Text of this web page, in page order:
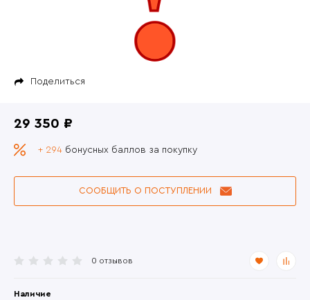
Поделиться
0 отзывов
Наличие
29 350 ₽
+ 294 бонусных баллов за покупку
СООБЩИТЬ О ПОСТУПЛЕНИИ